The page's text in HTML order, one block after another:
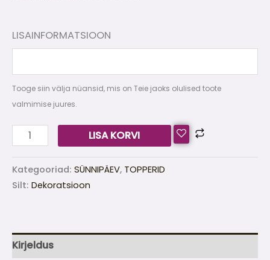
LISAINFORMATSIOON
Tooge siin välja nüansid, mis on Teie jaoks olulised toote
valmimise juures.
LISA KORVI
Kategooriad: SÜNNIPÄEV, TOPPERID
Silt: Dekoratsioon
Kirjeldus